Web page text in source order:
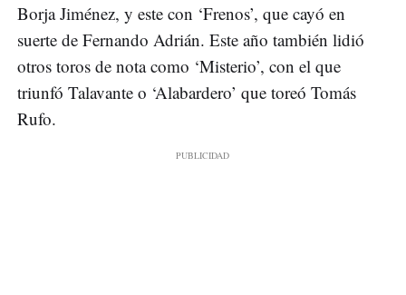
Borja Jiménez, y este con ‘Frenos’, que cayó en
suerte de Fernando Adrián. Este año también lidió
otros toros de nota como ‘Misterio’, con el que
triunfó Talavante o ‘Alabardero’ que toreó Tomás
Rufo.